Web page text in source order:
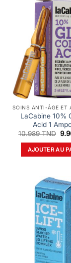
LaCabine 10%
Acid 1
10.989TND Le
AJOUTER AU